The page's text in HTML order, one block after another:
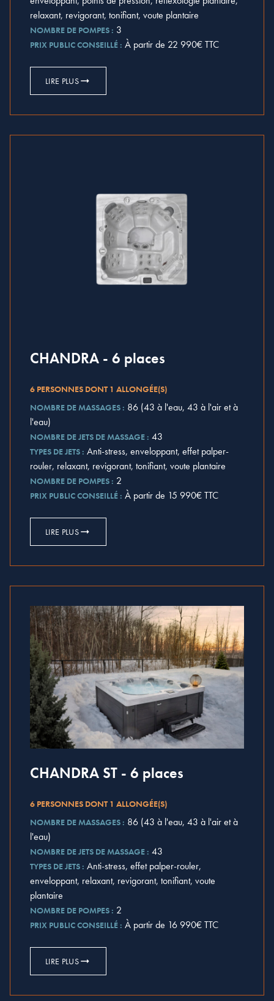
relaxant, revigorant, tonifiant, voute plantaire
NOMBRE DE POMPES : 3
PRIX PUBLIC CONSEILLÉ : À partir de 22 990€ TTC
LIRE PLUS
CHANDRA - 6 places
6 PERSONNES DONT 1 ALLONGÉE(S)
NOMBRE DE MASSAGES : 86 (43 à l'eau, 43 à l'air et à
l'eau)
NOMBRE DE JETS DE MASSAGE : 43
TYPES DE JETS : Anti-stress, enveloppant, effet palper-
rouler, relaxant, revigorant, tonifiant, voute plantaire
NOMBRE DE POMPES : 2
PRIX PUBLIC CONSEILLÉ : À partir de 15 990€ TTC
LIRE PLUS
CHANDRA ST - 6 places
6 PERSONNES DONT 1 ALLONGÉE(S)
NOMBRE DE MASSAGES : 86 (43 à l'eau, 43 à l'air et à
l'eau)
NOMBRE DE JETS DE MASSAGE : 43
TYPES DE JETS : Anti-stress, effet palper-rouler,
enveloppant, relaxant, revigorant, tonifiant, voute
plantaire
NOMBRE DE POMPES : 2
PRIX PUBLIC CONSEILLÉ : À partir de 16 990€ TTC
LIRE PLUS